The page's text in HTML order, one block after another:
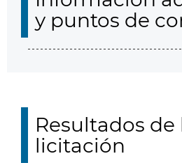
y puntos de
Resultados de
licitación